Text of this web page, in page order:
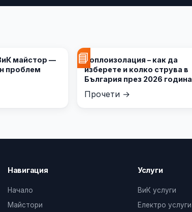
майстор —
проблем
📘Топлоизолация – как да
изберете и колко струва в
България през 2026 година
Прочети →
Навигация
Начало
Майстори
Услуги
ВиК услуги
Електро услуги